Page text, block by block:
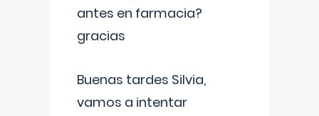
antes en farmacia?
gracias
Buenas tardes Silvia,
vamos a intentar